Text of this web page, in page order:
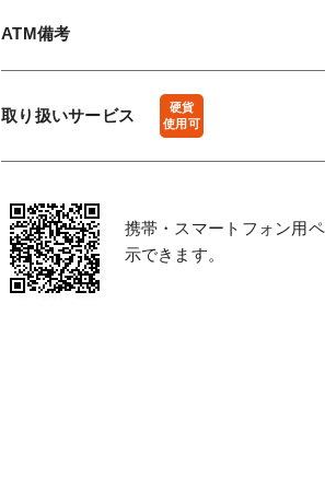
ATM備考
取り扱いサービス
硬貨
使用可
携帯・スマートフォン用
示できます。